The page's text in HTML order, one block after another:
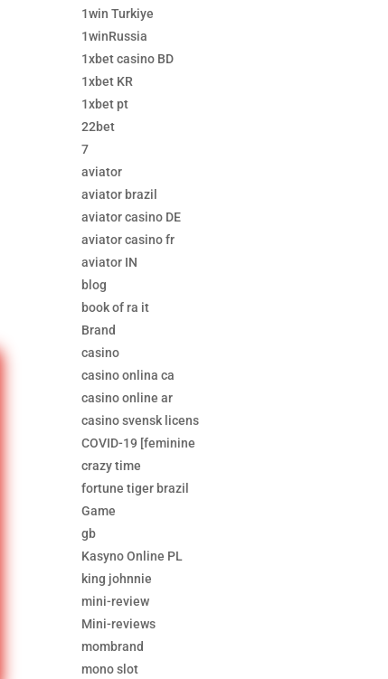
1win Turkiye
1winRussia
1xbet casino BD
1xbet KR
1xbet pt
22bet
7
aviator
aviator brazil
aviator casino DE
aviator casino fr
aviator IN
blog
book of ra it
Brand
casino
casino onlina ca
casino online ar
casino svensk licens
COVID-19 [feminine
crazy time
fortune tiger brazil
Game
gb
Kasyno Online PL
king johnnie
mini-review
Mini-reviews
mombrand
mono slot